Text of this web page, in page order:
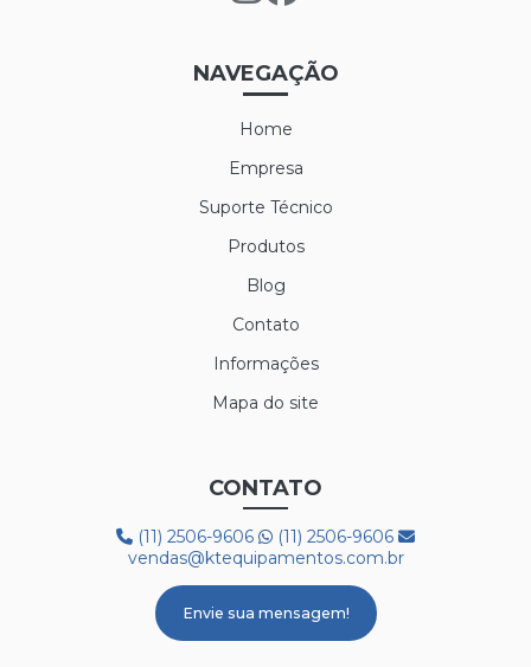
NAVEGAÇÃO
Home
Empresa
Suporte Técnico
Produtos
Blog
Contato
Informações
Mapa do site
CONTATO
(11) 2506-9606
(11) 2506-9606
vendas@ktequipamentos.com.br
Envie sua mensagem!